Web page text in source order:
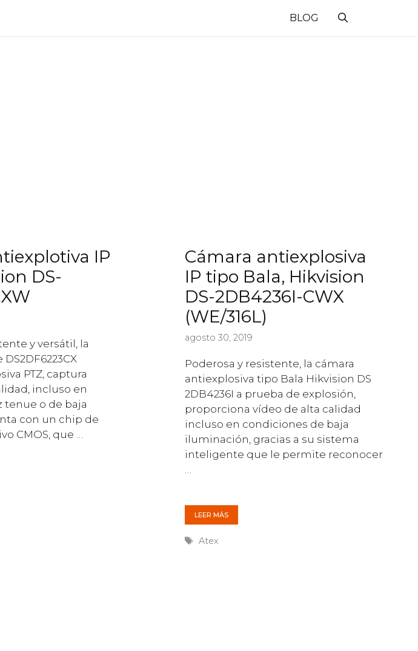
BLOG
IP
DS-
y versátil, la
PTZ, captura
incluso en
o de baja
con un chip de
CMOS, que …
Cámara antiexplosiva
IP tipo Bala, Hikvision
DS-2DB4236I-CWX
(WE/316L)
agosto 30, 2019
Poderosa y resistente, la cámara
antiexplosiva tipo Bala Hikvision DS
2DB4236I a prueba de explosión,
proporciona vídeo de alta calidad
incluso en condiciones de baja
iluminación, gracias a su sistema
inteligente que le permite reconocer
…
LEER MÁS
Etiquetas
Atex